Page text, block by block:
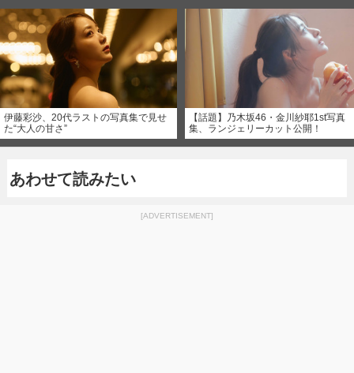
伊藤彩沙、20代ラストの写真集で見せ
た“大人の甘さ”
【話題】乃木坂46・金川紗耶1st写真
集、ランジェリーカット公開！
あわせて読みたい
[ADVERTISEMENT]